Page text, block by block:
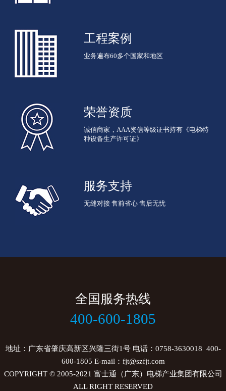
工程案例
业务遍布60多个国家和地区
荣誉资质
诚信商家，AAA资信等级证书持有《电梯特
种设备生产许可证》
服务支持
无缝对接 售前省心 售后无忧
全国服务热线
400-600-1805
地址：广东省肇庆高新区兴隆三街1号 电话：0758-3630018 400-
600-1805 E-mail：fjt@szfjt.com
COPYRIGHT © 2005-2021 富士通（广东）电梯产业集团有限公司
ALL RIGHT RESERVED